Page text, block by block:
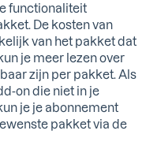
functionaliteit
De kosten van
van het pakket dat
je meer lezen over
zijn per pakket. Als
on die niet in je
je je abonnement
pakket via de